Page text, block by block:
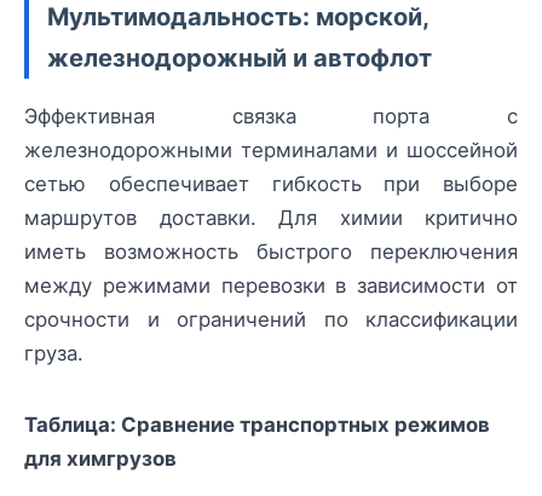
Мультимодальность: морской,
железнодорожный и автофлот
Эффективная связка порта с
железнодорожными терминалами и шоссейной
сетью обеспечивает гибкость при выборе
маршрутов доставки. Для химии критично
иметь возможность быстрого переключения
между режимами перевозки в зависимости от
срочности и ограничений по классификации
груза.
Таблица: Сравнение транспортных режимов
для химгрузов